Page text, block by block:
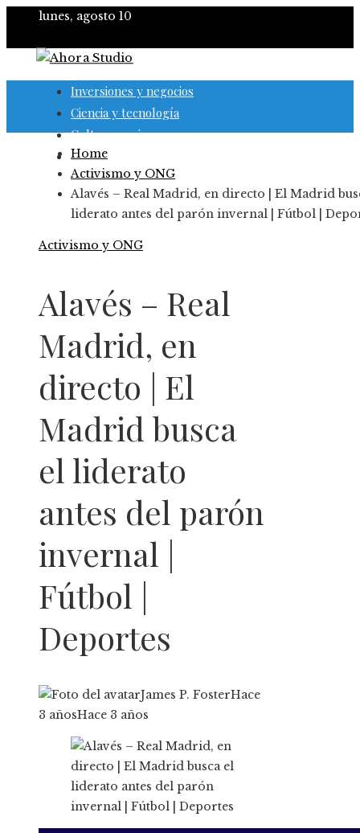
lunes, agosto 10
Inversiones y negocios
Ciencia y tecnología
Cultura y ocio
Responsabilidad social
Home
Activismo y ONG
Alavés – Real Madrid, en directo | El Madrid
liderato antes del parón invernal | Fútbol |
Activismo y ONG
Alavés – Real
Madrid, en
directo | El
Madrid busca
el liderato
antes del parón
invernal |
Fútbol |
Deportes
James P. FosterHace
3 añosHace 3 años